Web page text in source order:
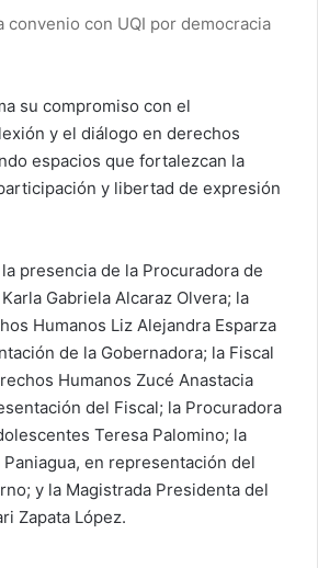
convenio con UQI por democracia
su compromiso con el
y el diálogo en derechos
espacios que fortalezcan la
y libertad de expresión
presencia de la Procuradora de
Gabriela Alcaraz Olvera; la
Humanos Liz Alejandra Esparza
de la Gobernadora; la Fiscal
Humanos Zucé Anastacia
del Fiscal; la Procuradora
Teresa Palomino; la
en representación del
y la Magistrada Presidenta del
Zapata López.